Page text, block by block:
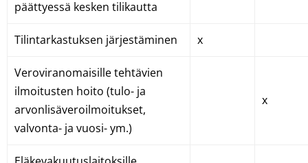
päättyessä kesken tilikautta
Tilintarkastuksen järjestäminen x
Veroviranomaisille tehtävien
ilmoitusten hoito (tulo- ja
arvonlisäveroilmoitukset,
valvonta- ja vuosi- ym.)
x